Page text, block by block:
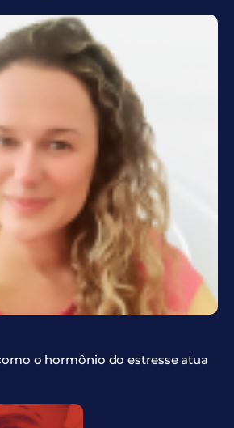
o hormônio do estresse atua